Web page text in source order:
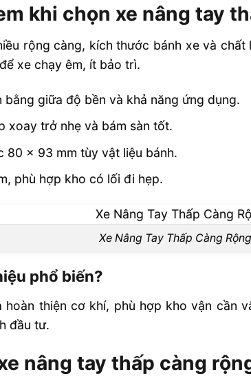
khi chọn xe nâng tay
rộng càng, kích thước bánh xe và
xe chạy êm, ít bảo trì.
giữa độ bền và khả năng ứng dụng.
xoay trở nhẹ và bám sàn tốt.
80 x 93 mm tùy vật liệu bánh.
phù hợp kho có lối đi hẹp.
Xe Nâng Tay Thấp Càng Rộng
phổ biến?
thiện cơ khí, phù hợp kho vận cần
đầu tư.
nâng tay thấp càng